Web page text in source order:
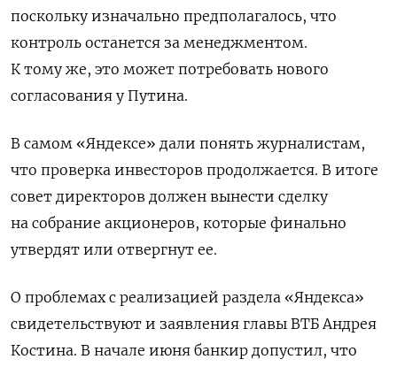
поскольку изначально предполагалось, что
контроль останется за менеджментом.
К тому же, это может потребовать нового
согласования у Путина.
В самом «Яндексе» дали понять журналистам,
что проверка инвесторов продолжается. В итоге
совет директоров должен вынести сделку
на собрание акционеров, которые финально
утвердят или отвергнут ее.
О проблемах с реализацией раздела «Яндекса»
свидетельствуют и заявления главы ВТБ Андрея
Костина. В начале июня банкир допустил, что